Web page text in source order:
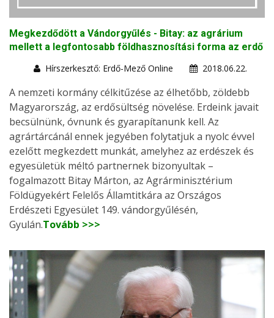
Megkezdődött a Vándorgyűlés - Bitay: az agrárium
mellett a legfontosabb földhasznosítási forma az erdő
Hírszerkesztő: Erdő-Mező Online
2018.06.22.
A nemzeti kormány célkitűzése az élhetőbb, zöldebb
Magyarország, az erdősültség növelése. Erdeink javait
becsülnünk, óvnunk és gyarapítanunk kell. Az
agrártárcánál ennek jegyében folytatjuk a nyolc évvel
ezelőtt megkezdett munkát, amelyhez az erdészek és
egyesületük méltó partnernek bizonyultak –
fogalmazott Bitay Márton, az Agrárminisztérium
Földügyekért Felelős Államtitkára az Országos
Erdészeti Egyesület 149. vándorgyűlésén,
Gyulán.Tovább >>>